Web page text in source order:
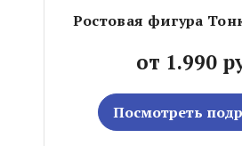
Ростовая фигура
от 1.990
Посмотреть